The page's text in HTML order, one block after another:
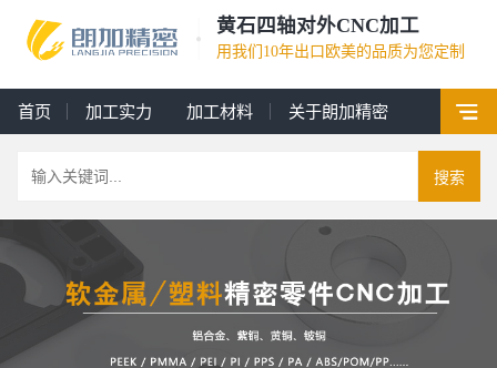
黄石四轴对外CNC加工
用我们10年出口欧美的品质为您定制
首页 加工实力 加工材料 关于朗加精密
搜索